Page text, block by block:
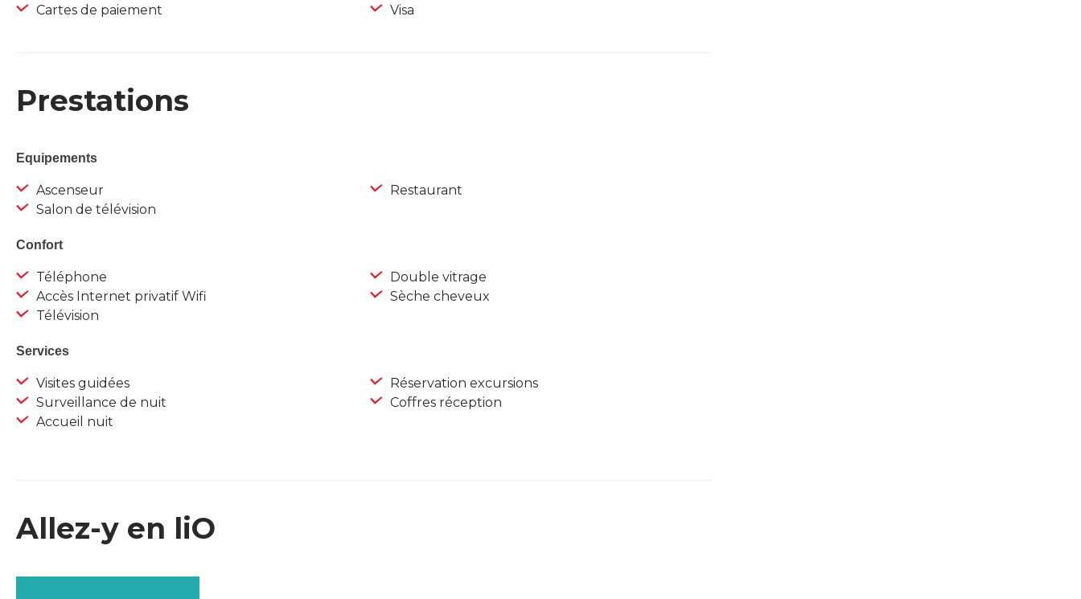
Cartes de paiement
Visa
Prestations
Equipements
Ascenseur
Salon de télévision
Restaurant
Confort
Téléphone
Accès Internet privatif Wifi
Télévision
Double vitrage
Sèche cheveux
Services
Visites guidées
Surveillance de nuit
Accueil nuit
Réservation excursions
Coffres réception
Allez-y en liO